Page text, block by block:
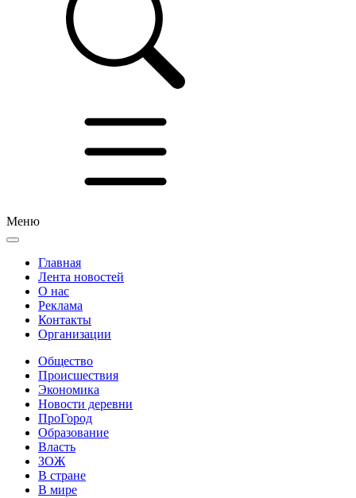
Меню
Главная
Лента новостей
О нас
Реклама
Контакты
Организации
Общество
Происшествия
Экономика
Новости деревни
ПроГород
Образование
Власть
ЗОЖ
В стране
В мире